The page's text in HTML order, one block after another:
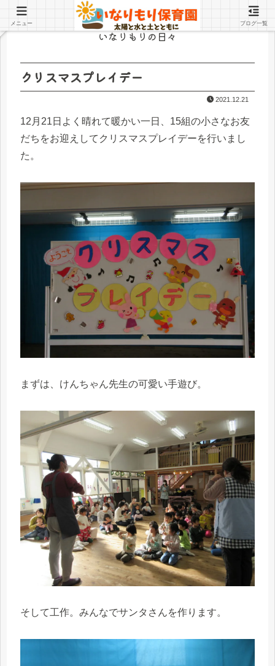
いなりもりの日々
クリスマスプレイデー
2021.12.21
12月21日よく晴れて暖かい一日、15組の小さなお友
だちをお迎えしてクリスマスプレイデーを行いまし
た。
まずは、けんちゃん先生の可愛い手遊び。
そして工作。みんなでサンタさんを作ります。
メニュー ブログ一覧